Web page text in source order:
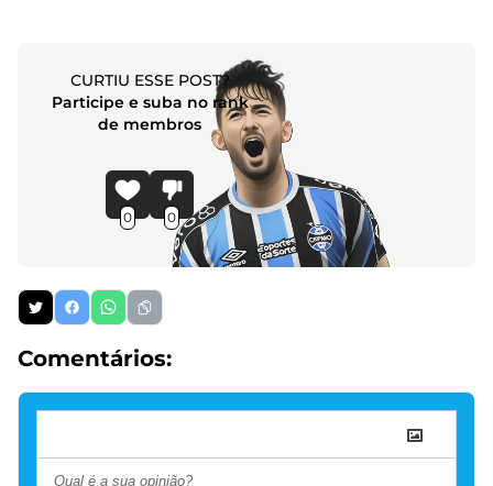
CURTIU ESSE POST?
Participe e suba no rank
de membros
0 0
Comentários: